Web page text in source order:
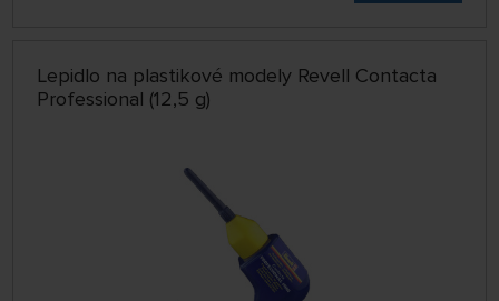
Lepidlo na plastikové modely Revell Contacta
Professional (12,5 g)